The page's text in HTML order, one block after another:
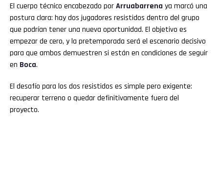
El cuerpo técnico encabezado porArruabarrena ya marcó una
postura clara: hay dos jugadores resistidos dentro del grupo
que podrían tener una nueva oportunidad. El objetivo es
empezar de cero, y la pretemporada será el escenario decisivo
para que ambos demuestren si están en condiciones de seguir
en Boca.
El desafío para los dos resistidos es simple pero exigente:
recuperar terreno o quedar definitivamente fuera del
proyecto.